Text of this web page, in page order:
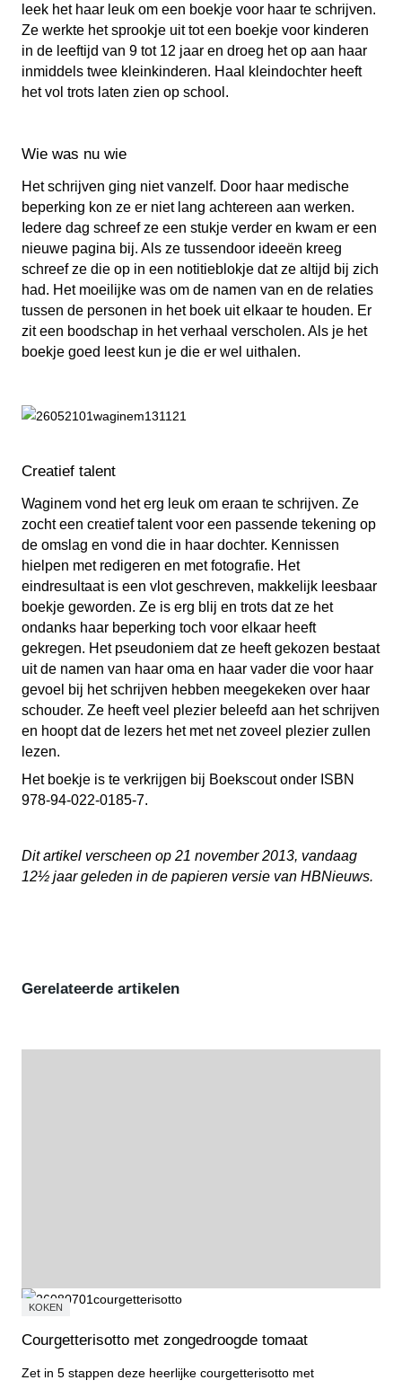
leek het haar leuk om een boekje voor haar te schrijven.
Ze werkte het sprookje uit tot een boekje voor kinderen
in de leeftijd van 9 tot 12 jaar en droeg het op aan haar
inmiddels twee kleinkinderen. Haal kleindochter heeft
het vol trots laten zien op school.
Wie was nu wie
Het schrijven ging niet vanzelf. Door haar medische
beperking kon ze er niet lang achtereen aan werken.
Iedere dag schreef ze een stukje verder en kwam er een
nieuwe pagina bij. Als ze tussendoor ideeën kreeg
schreef ze die op in een notitieblokje dat ze altijd bij zich
had. Het moeilijke was om de namen van en de relaties
tussen de personen in het boek uit elkaar te houden. Er
zit een boodschap in het verhaal verscholen. Als je het
boekje goed leest kun je die er wel uithalen.
Creatief talent
Waginem vond het erg leuk om eraan te schrijven. Ze
zocht een creatief talent voor een passende tekening op
de omslag en vond die in haar dochter. Kennissen
hielpen met redigeren en met fotografie. Het
eindresultaat is een vlot geschreven, makkelijk leesbaar
boekje geworden. Ze is erg blij en trots dat ze het
ondanks haar beperking toch voor elkaar heeft
gekregen. Het pseudoniem dat ze heeft gekozen bestaat
uit de namen van haar oma en haar vader die voor haar
gevoel bij het schrijven hebben meegekeken over haar
schouder. Ze heeft veel plezier beleefd aan het schrijven
en hoopt dat de lezers het met net zoveel plezier zullen
lezen.
Het boekje is te verkrijgen bij Boekscout onder ISBN
978-94-022-0185-7.
Dit artikel verscheen op 21 november 2013, vandaag
12½ jaar geleden in de papieren versie van HBNieuws.
Gerelateerde artikelen
KOKEN
Courgetterisotto met zongedroogde tomaat
Zet in 5 stappen deze heerlijke courgetterisotto met